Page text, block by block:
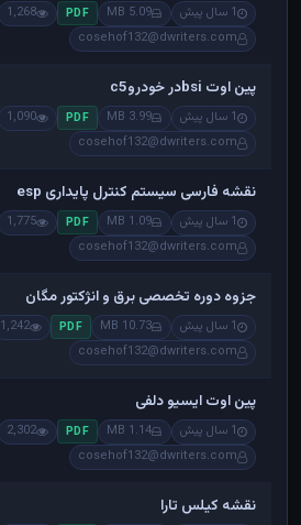
1 سال پیش 5.09 MB
PDF
1,268
cosehof132@dwriters.com
پین اوت bsiدر خودروc5
1 سال پیش 3.99 MB
PDF
1,090
cosehof132@dwriters.com
نقشه فارسی سیستم کنترل پایداری esp
1 سال پیش 1.09 MB
PDF
1,775
cosehof132@dwriters.com
جزوه دوره تخصصی برق و انژکتور مگان
1 سال پیش 10.73 MB
PDF
1,242
cosehof132@dwriters.com
پین اوت ایسیو دلفی
1 سال پیش 1.14 MB
PDF
2,302
cosehof132@dwriters.com
نقشه کیلس تارا